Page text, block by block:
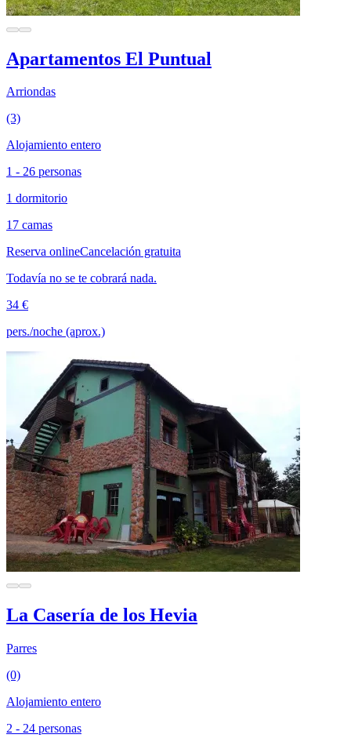
Apartamentos El Puntual
Arriondas
(3)
Alojamiento entero
1 - 26 personas
1 dormitorio
17 camas
Reserva onlineCancelación gratuita
Todavía no se te cobrará nada.
34 €
pers./noche (aprox.)
La Casería de los Hevia
Parres
(0)
Alojamiento entero
2 - 24 personas